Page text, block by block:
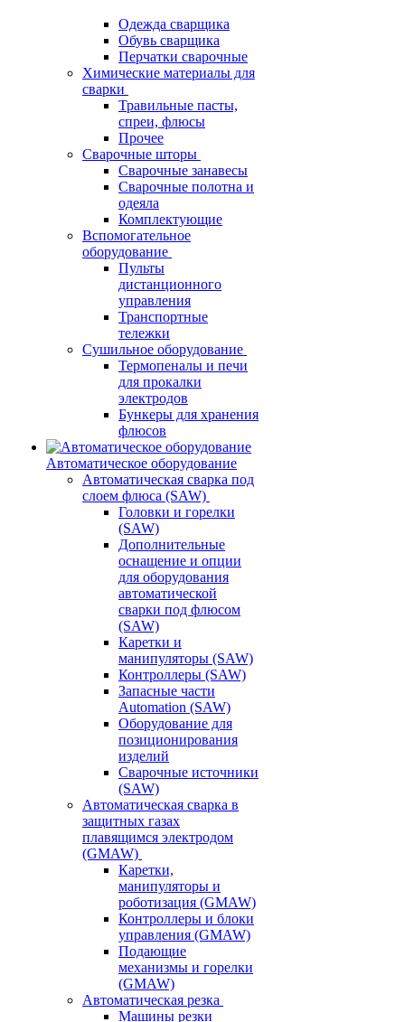
Одежда сварщика
Обувь сварщика
Перчатки сварочные
Химические материалы для
сварки
Травильные пасты,
спреи, флюсы
Прочее
Сварочные шторы
Сварочные занавесы
Сварочные полотна и
одеяла
Комплектующие
Вспомогательное
оборудование
Пульты
дистанционного
управления
Транспортные
тележки
Сушильное оборудование
Термопеналы и печи
для прокалки
электродов
Бункеры для хранения
флюсов
Автоматическое оборудование
Автоматическая сварка под
слоем флюса (SAW)
Головки и горелки
(SAW)
Дополнительные
оснащение и опции
для оборудования
автоматической
сварки под флюсом
(SAW)
Каретки и
манипуляторы (SAW)
Контроллеры (SAW)
Запасные части
Automation (SAW)
Оборудование для
позиционирования
изделий
Сварочные источники
(SAW)
Автоматическая сварка в
защитных газах
плавящимся электродом
(GMAW)
Каретки,
манипуляторы и
роботизация (GMAW)
Контроллеры и блоки
управления (GMAW)
Подающие
механизмы и горелки
(GMAW)
Автоматическая резка
Машины резки